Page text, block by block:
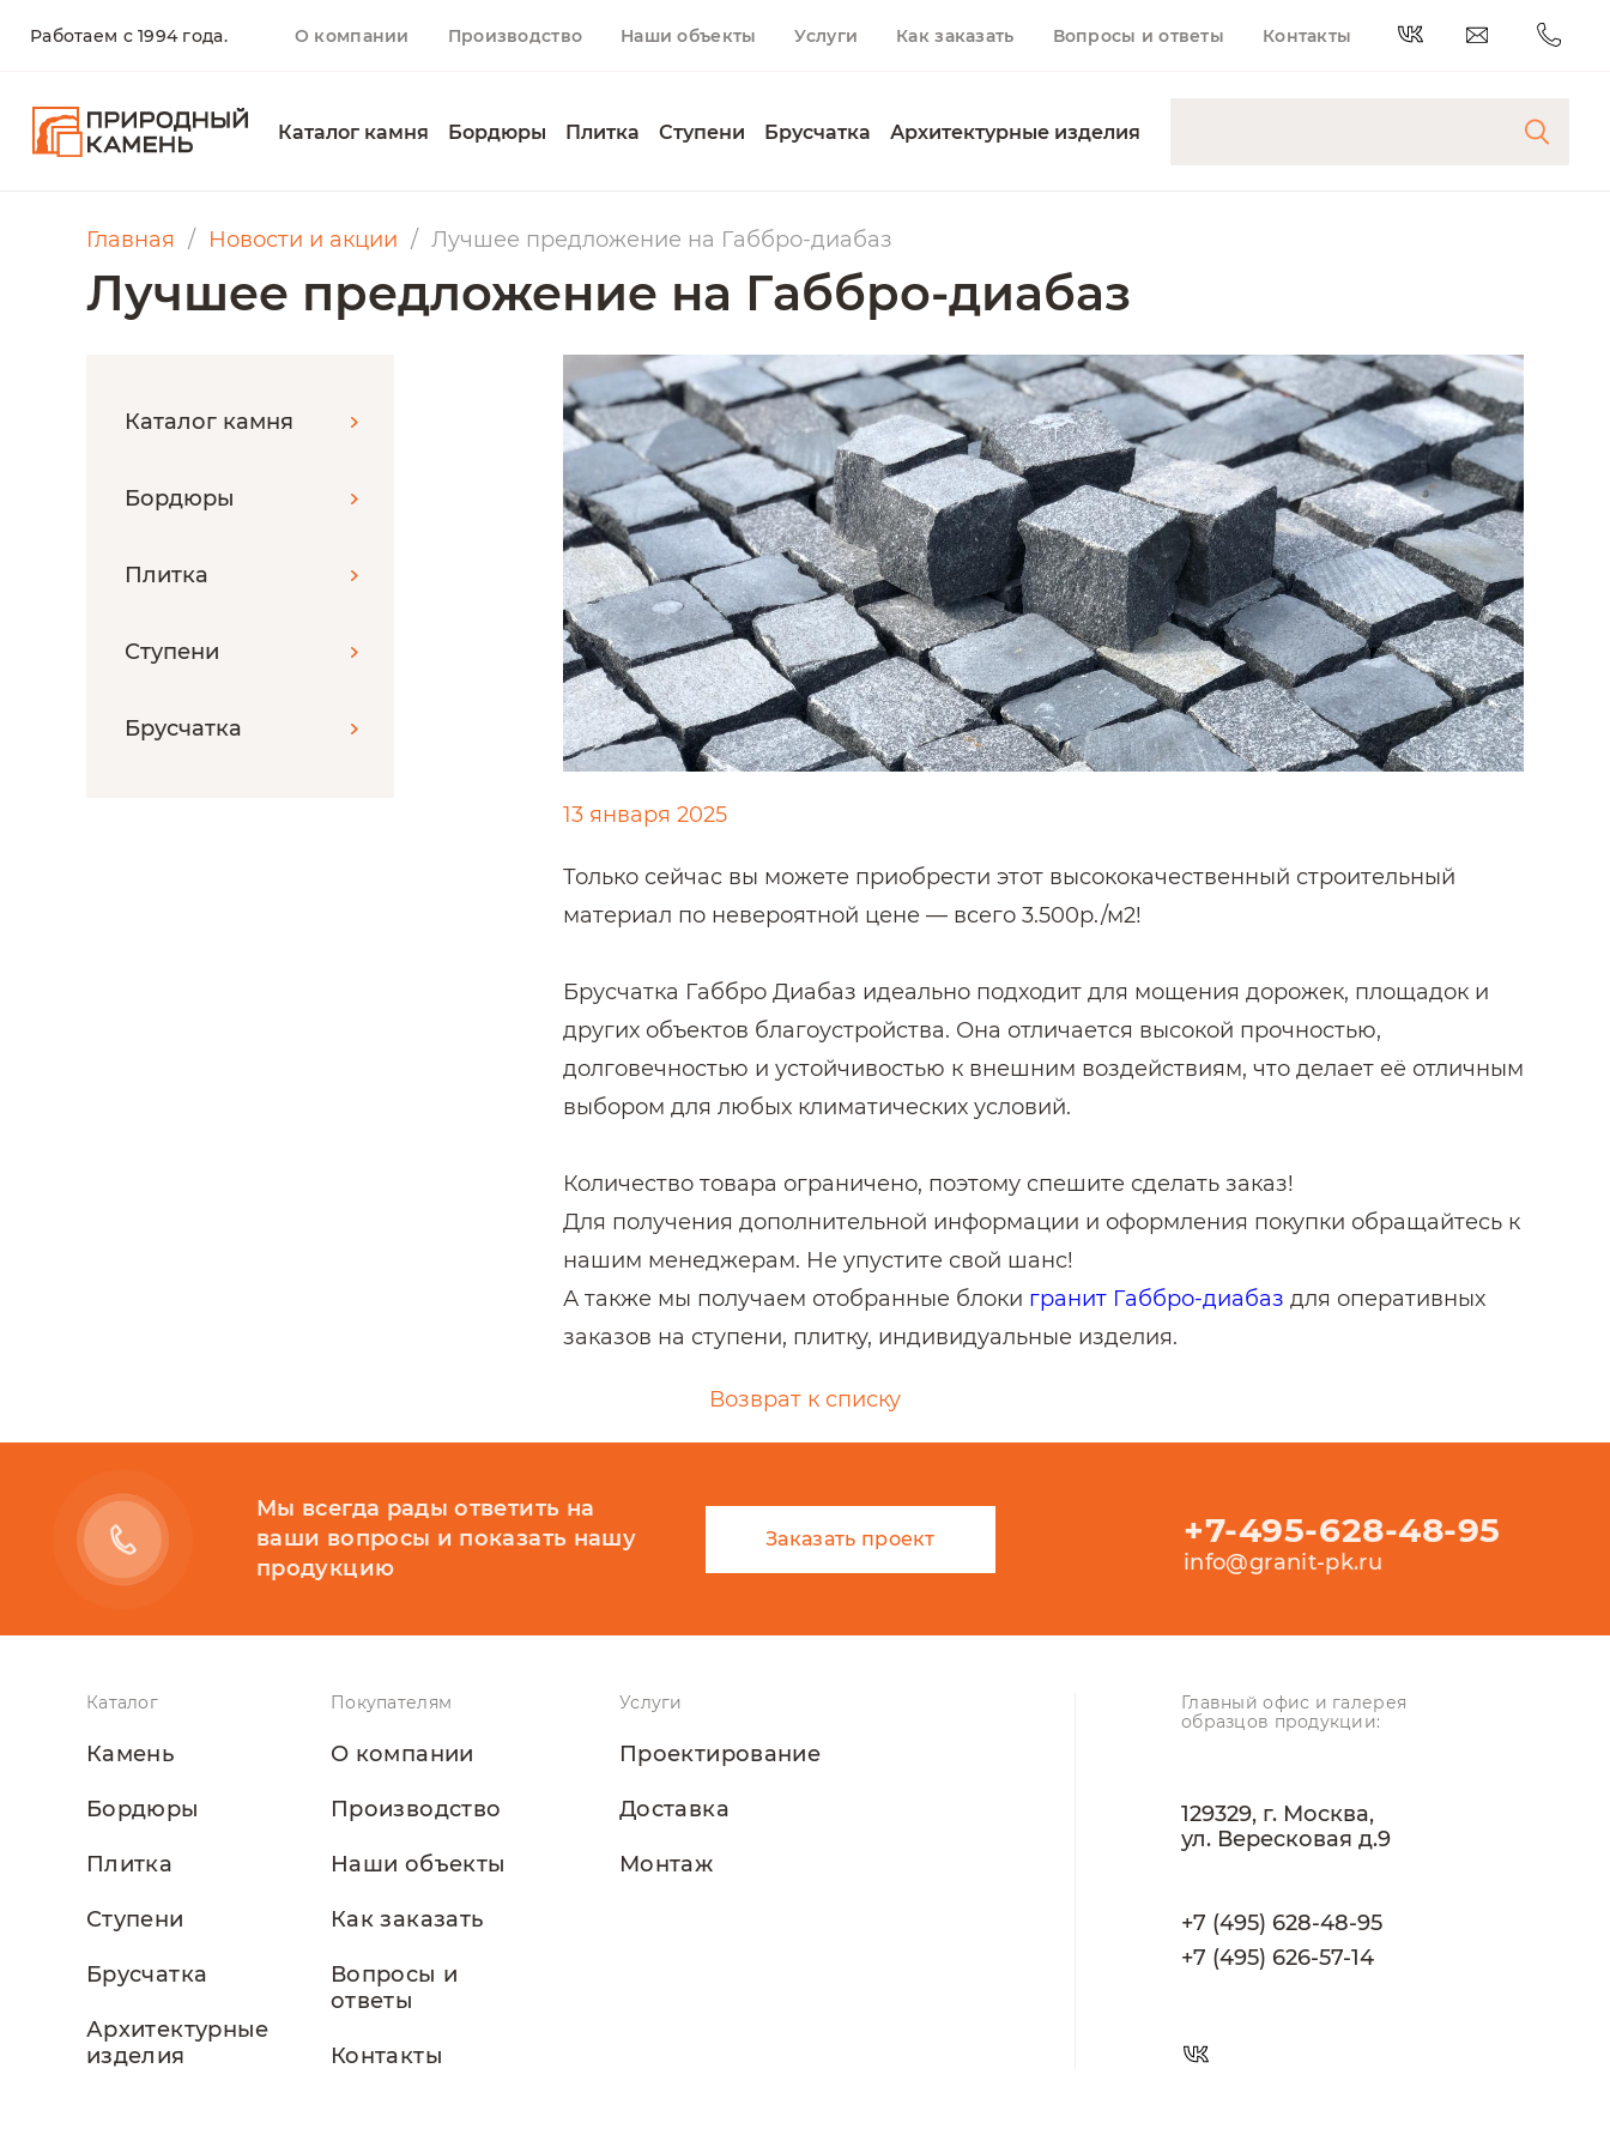
Работаем с 1994 года. О компании Производство Наши объекты Услуги Как заказать Вопросы и ответы Контакты
Каталог камня Бордюры Плитка Ступени Брусчатка Архитектурные изделия
Главная Новости и акции Лучшее предложение на Габбро-диабаз
Лучшее предложение на Габбро-диабаз
Каталог камня
Бордюры
Плитка
Ступени
Брусчатка
13 января 2025
Только сейчас вы можете приобрести этот высококачественный строительный
материал по невероятной цене — всего 3.500р./м2!
Брусчатка Габбро Диабаз идеально подходит для мощения дорожек, площадок и
других объектов благоустройства. Она отличается высокой прочностью,
долговечностью и устойчивостью к внешним воздействиям, что делает её отличным
выбором для любых климатических условий.
Количество товара ограничено, поэтому спешите сделать заказ!
Для получения дополнительной информации и оформления покупки обращайтесь к
нашим менеджерам. Не упустите свой шанс!
А также мы получаем отобранные блоки гранит Габбро-диабаз для оперативных
заказов на ступени, плитку, индивидуальные изделия.
Возврат к списку
Мы всегда рады ответить на
ваши вопросы и показать нашу
продукцию
Заказать проект +7-495-628-48-95
info@granit-pk.ru
Каталог
Камень
Бордюры
Плитка
Ступени
Брусчатка
Архитектурные
изделия
Покупателям
О компании
Производство
Наши объекты
Как заказать
Вопросы и
ответы
Контакты
Услуги
Проектирование
Доставка
Монтаж
Главный офис и галерея
образцов продукции:
129329, г. Москва,
ул. Вересковая д.9
+7 (495) 628-48-95
+7 (495) 626-57-14